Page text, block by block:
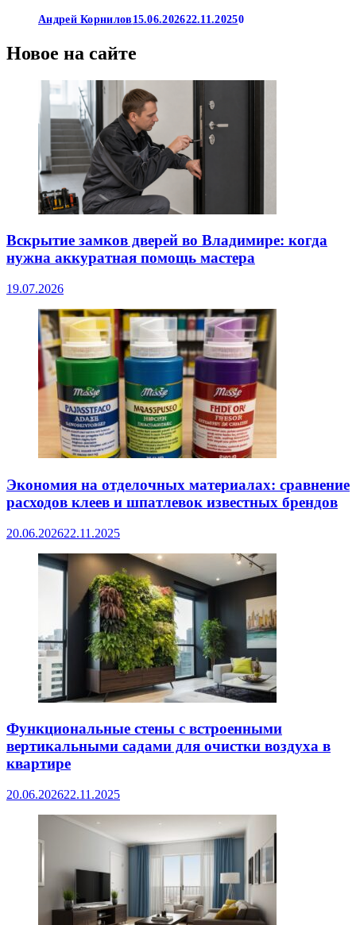
Андрей Корнилов 15.06.202622.11.20250
Новое на сайте
Вскрытие замков дверей во Владимире: когда
нужна аккуратная помощь мастера
19.07.2026
Экономия на отделочных материалах: сравнение
расходов клеев и шпатлевок известных брендов
20.06.202622.11.2025
Функциональные стены с встроенными
вертикальными садами для очистки воздуха в
квартире
20.06.202622.11.2025